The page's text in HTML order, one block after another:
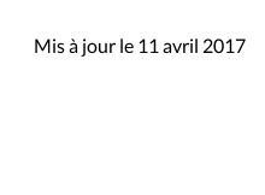
Mis à jour le 11 avril 2017